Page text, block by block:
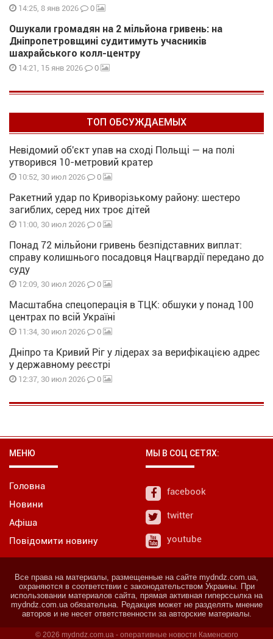
14:25, 8 янв 2026 0
Ошукали громадян на 2 мільйона гривень: на
Дніпропетровщині судитимуть учасників
шахрайського колл-центру
14:21, 15 янв 2026 0
ТОП ОБСУЖДАЕМЫХ
Невідомий об'єкт упав на сході Польщі — на полі
утворився 10-метровий кратер
10:52, 30 июл 2026 0
Ракетний удар по Криворізькому району: шестеро
загиблих, серед них троє дітей
11:00, 30 июл 2026 0
Понад 72 мільйони гривень безпідставних виплат:
справу колишнього посадовця Нацгвардії передано до
суду
12:09, 30 июл 2026 0
Масштабна спецоперація в ТЦК: обшуки у понад 100
центрах по всій Україні
11:34, 30 июл 2026 0
Дніпро та Кривий Ріг у лідерах за верифікацією адрес
у державному реєстрі
12:37, 30 июл 2026 0
МЕНЮ
Головна
Новини
Афіша
Повідомити новину
МЫ В СОЦ СЕТЯХ:
facebook
twitter
youtube
Все права на материалы, размещенные на сайте mydndz.com.ua,
охраняются в соответствии с законодательством Украины. При
использовании материалов сайта, прямая активная гиперссылка на
mydndz.com.ua обязательна. Редакция может не разделять мнение
авторов и не несет ответственности за авторские материалы.
© 2026 mydndz.com.ua - оперативные новости Каменского